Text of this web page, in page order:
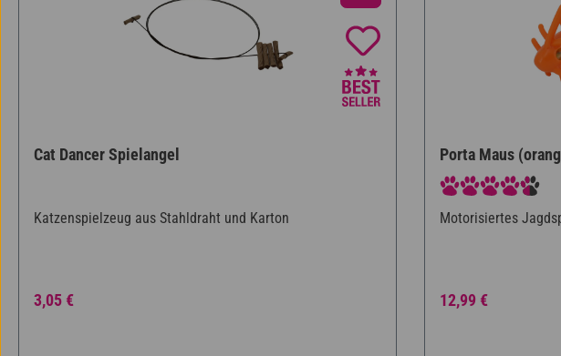
Cat Dancer Spielangel
Katzenspielzeug aus Stahldraht und Karton
Regulärer Preis:
3,05 €
Porta Maus
Durchschnittliche
Motorisiertes
Regulärer Preis:
12,99 €